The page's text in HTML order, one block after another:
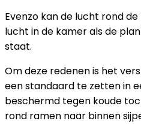
Evenzo kan de lucht rond
lucht in de kamer als de
staat.
Om deze redenen is het
een standaard te zetten in
beschermd tegen koude
rond ramen naar binnen